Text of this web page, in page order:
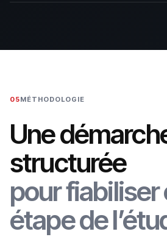
05MÉTHODOLOGIE
Une
structurée
pour
étape de